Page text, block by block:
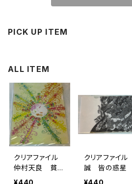
PICK UP ITEM
ALL ITEM
クリアファイル
仲村天良 貧困
をなくそうと太
クリアファイル
誠 皆の惑星